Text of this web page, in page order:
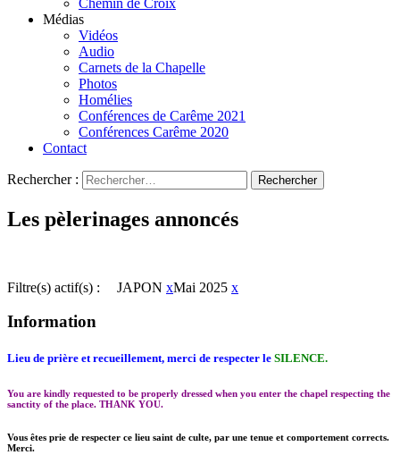
Médias
Vidéos
Audio
Carnets de la Chapelle
Photos
Homélies
Conférences de Carême 2021
Conférences Carême 2020
Contact
Rechercher :
Les pèlerinages annoncés
Filtre(s) actif(s) : JAPON xMai 2025 x
Information
Lieu de prière et recueillement, merci de respecter le SILENCE.
You are kindly requested to be properly dressed when you enter the chapel respecting the
sanctity of the place. THANK YOU.
Vous êtes prie de respecter ce lieu saint de culte, par une tenue et comportement corrects.
Merci.